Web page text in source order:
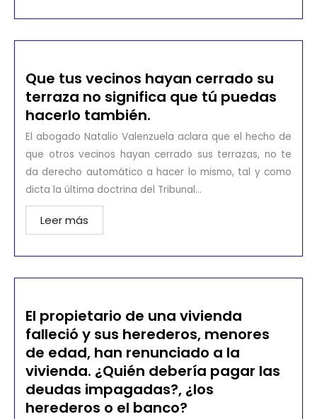
Que tus vecinos hayan cerrado su
terraza no significa que tú puedas
hacerlo también.
El abogado Natalio Valenzuela aclara que el hecho de
que otros vecinos hayan cerrado sus terrazas, no te
da derecho automático a hacer lo mismo, tal y como
dicta la última doctrina del Tribunal...
Leer más
El propietario de una vivienda
falleció y sus herederos, menores
de edad, han renunciado a la
vivienda. ¿Quién debería pagar las
deudas impagadas?, ¿los
herederos o el banco?